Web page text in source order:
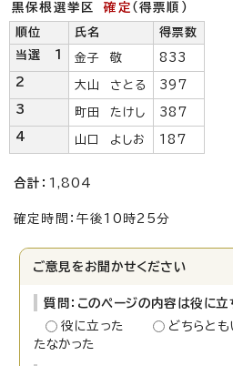
黒保根選挙区確定 （得票順）
順位 氏名
得票数
当選 1
金子 敬 833
2 大山 さとる 397
3 町田 たけし 387
4 山口 よしお 187
合計： 1,804
確定時間：午後10時25分
ご意見をお聞かせください
質問：このページの内容は役に立
役に立った
どちらと
たなかった